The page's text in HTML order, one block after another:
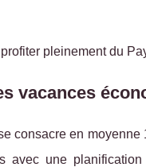
pleinement du
vacances
consacre en
avec une